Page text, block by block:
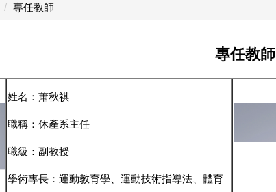
專任教師
專任教師
姓名：蕭秋祺
職稱：休產系主任
職級：副教授
學術專長：運動教育學、運動技術指導法、體育